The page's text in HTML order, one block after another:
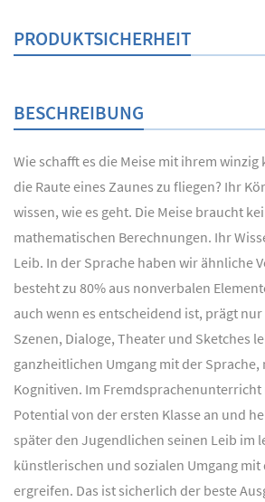
PRODUKTSICHERHEIT
BESCHREIBUNG
Wie schafft es die Meise mit ihrem
die Raute eines Zaunes zu fliegen? Ihr
wissen, wie es geht. Die Meise braucht
mathematischen Berechnungen. Ihr
Leib. In der Sprache haben wir ähnliche
besteht zu 80% aus nonverbalen
auch wenn es entscheidend ist, prägt nur
Szenen, Dialoge, Theater und Sketches
ganzheitlichen Umgang mit der
Kognitiven. Im Fremdsprachenunterricht
Potential von der ersten Klasse an und
später den Jugendlichen seinen Leib im
künstlerischen und sozialen Umgang mit
ergreifen. Das ist sicherlich der beste